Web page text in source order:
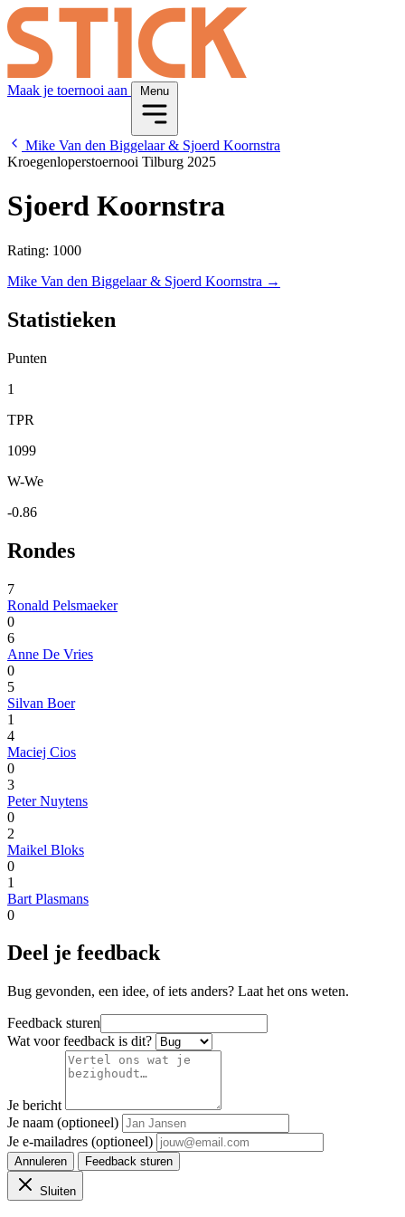
Maak je toernooi aan Menu
Mike Van den Biggelaar & Sjoerd Koornstra
Kroegenloperstoernooi Tilburg 2025
Sjoerd Koornstra
Rating: 1000
Mike Van den Biggelaar & Sjoerd Koornstra →
Statistieken
Punten
1
TPR
1099
W-We
-0.86
Rondes
7
Ronald Pelsmaeker
0
6
Anne De Vries
0
5
Silvan Boer
1
4
Maciej Cios
0
3
Peter Nuytens
0
2
Maikel Bloks
0
1
Bart Plasmans
0
Deel je feedback
Bug gevonden, een idee, of iets anders? Laat het ons weten.
Feedback sturen
Wat voor feedback is dit?
Je bericht
Je naam (optioneel)
Je e-mailadres (optioneel)
Annuleren Feedback sturen
Sluiten